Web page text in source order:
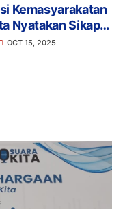
Kemasyarakatan
Nyatakan Sikap
Siap “Jaga
OCT 15, 2025